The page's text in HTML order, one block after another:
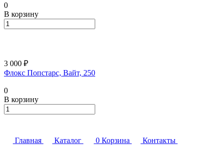
0
В корзину
3 000 ₽
Флокс Попстарс, Вайт, 250
0
В корзину
Главная Каталог 0 Корзина
Контакты